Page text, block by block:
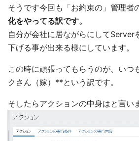
そうです今回も「お約束の」管理者
化をやってる訳です。
自分が会社に居ながらにしてServer
下げる事が出来る様にしています。
この時に頑張ってもらうのが、いつ
クさん（嫁）**という訳です。
そしたらアクションの中身はと言い